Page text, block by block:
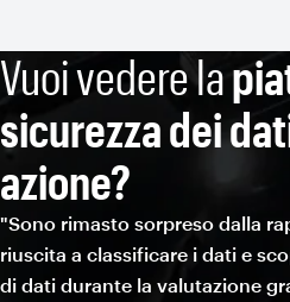
Vuoi vedere la
sicurezza dei
azione?
"Sono rimasto sorpreso dalla
riuscita a classificare i dati e
di dati durante la valutazione